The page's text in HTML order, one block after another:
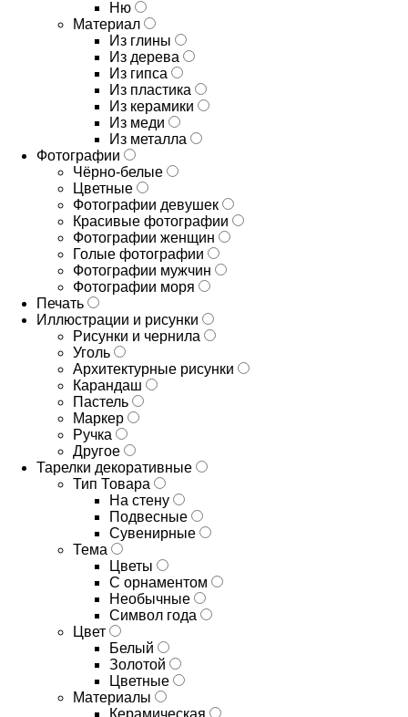
Ню
Материал
Из глины
Из дерева
Из гипса
Из пластика
Из керамики
Из меди
Из металла
Фотографии
Чёрно-белые
Цветные
Фотографии девушек
Красивые фотографии
Фотографии женщин
Голые фотографии
Фотографии мужчин
Фотографии моря
Печать
Иллюстрации и рисунки
Рисунки и чернила
Уголь
Архитектурные рисунки
Карандаш
Пастель
Маркер
Ручка
Другое
Тарелки декоративные
Тип Товара
На стену
Подвесные
Сувенирные
Тема
Цветы
С орнаментом
Необычные
Символ года
Цвет
Белый
Золотой
Цветные
Материалы
Керамическая